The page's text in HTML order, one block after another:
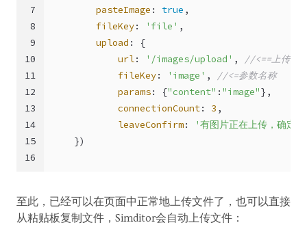
7
8
9
10
11
12
13
14
15
16
pasteImage : true ,
fileKey: 'file' ,
upload : {
url: '/images/upload' ,
//<==上传接
fileKey: 'image' ,
//<=参数名称
params: {"content" : "image"},
connectionCount: 3 ,
leaveConfirm:
'有图片正在上传，确定
    })
至此，已经可以在页面中正常地上传文件了，也可以直接
从粘贴板复制文件，Simditor会自动上传文件：